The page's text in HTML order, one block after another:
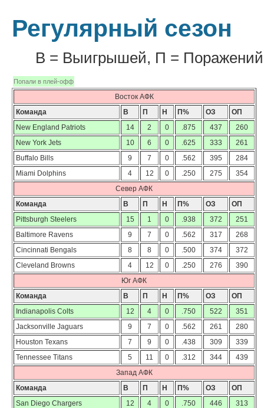
Регулярный сезон
В = Выигрышей, П =
Попали в плей-офф
Восток АФК
Команда
В П Н П% ОЗ
ОП
New England Patriots
14 2 0 .875 437
260
New York Jets
10 6 0 .625 333
261
Buffalo Bills
9 7 0 .562 395
284
Miami Dolphins
4 12 0 .250 275
354
Север АФК
Команда
В П Н П% ОЗ
ОП
Pittsburgh Steelers
15 1 0 .938 372
251
Baltimore Ravens
9 7 0 .562 317
268
Cincinnati Bengals
8 8 0 .500 374
372
Cleveland Browns
4 12 0 .250 276
390
Юг АФК
Команда
В П Н П% ОЗ
ОП
Indianapolis Colts
12 4 0 .750 522
351
Jacksonville Jaguars
9 7 0 .562 261
280
Houston Texans
7 9 0 .438 309
339
Tennessee Titans
5 11 0 .312 344
439
Запад АФК
Команда
В П Н П% ОЗ
ОП
San Diego Chargers
12 4 0 .750 446
313